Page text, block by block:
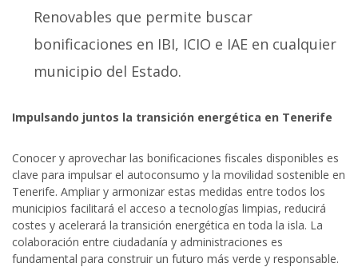
Renovables que permite buscar
bonificaciones en IBI, ICIO e IAE en cualquier
municipio del Estado.
Impulsando juntos la transición energética en Tenerife
Conocer y aprovechar las bonificaciones fiscales disponibles es
clave para impulsar el autoconsumo y la movilidad sostenible en
Tenerife. Ampliar y armonizar estas medidas entre todos los
municipios facilitará el acceso a tecnologías limpias, reducirá
costes y acelerará la transición energética en toda la isla. La
colaboración entre ciudadanía y administraciones es
fundamental para construir un futuro más verde y responsable.